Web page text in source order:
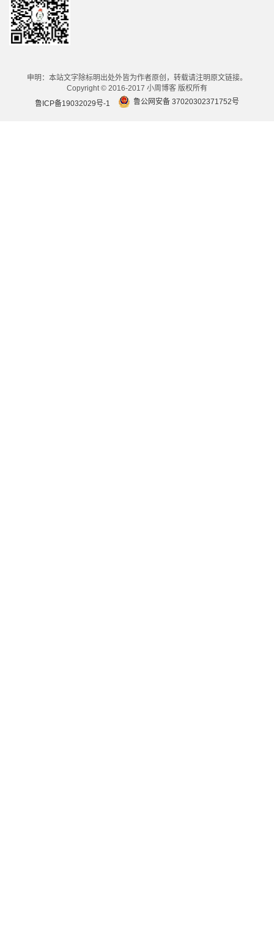
申明：本站文字除标明出处外皆为作者原创，转载请注明原文链接。
Copyright © 2016-2017 小周博客 版权所有
鲁ICP备19032029号-1
鲁公网安备 37020302371752号